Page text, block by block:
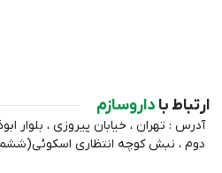
ارتباط با داروسازم
آدرس : تهران ، خیابان پیروزی ، بلوار
دوم ، نبش کوچه انتظاري